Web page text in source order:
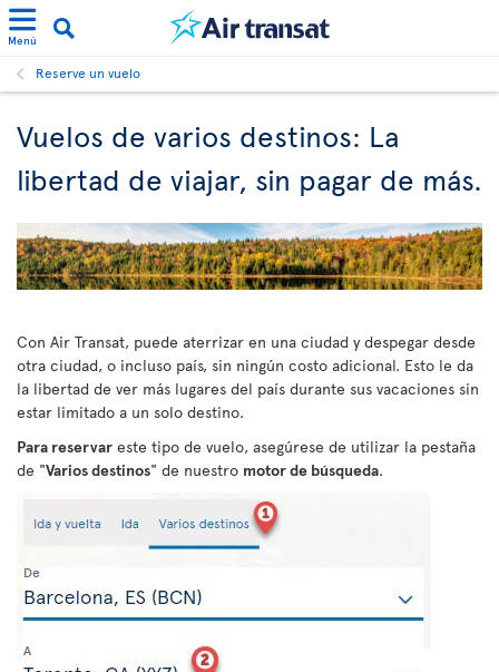
Menú
Reserve un vuelo
Vuelos de varios destinos: La
libertad de viajar, sin pagar de más.
Con Air Transat, puede aterrizar en una ciudad y despegar desde
otra ciudad, o incluso país, sin ningún costo adicional. Esto le da
la libertad de ver más lugares del país durante sus vacaciones sin
estar limitado a un solo destino.
Para reservar este tipo de vuelo, asegúrese de utilizar la pestaña
de "Varios destinos" de nuestro motor de búsqueda.